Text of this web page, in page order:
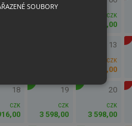
,00
CZK
13
,00
CZK
18
,00
CZK
19
3 598,00
CZK
20
3 598,00
CZK
SOUBORY